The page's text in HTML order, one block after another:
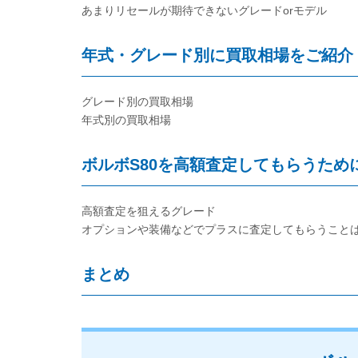
あまりリセールが期待できないグレードorモデル
年式・グレード別に買取相場をご紹介
グレード別の買取相場
年式別の買取相場
ボルボS80を高額査定してもらうため
高額査定を狙えるグレード
オプションや装備などでプラスに査定してもらうこと
まとめ